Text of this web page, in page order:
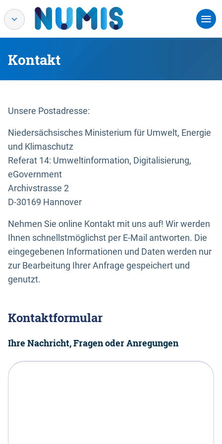
Kontakt
Unsere Postadresse:
Niedersächsisches Ministerium für Umwelt, Energie
und Klimaschutz
Referat 14: Umweltinformation, Digitalisierung,
eGovernment
Archivstrasse 2
D-30169 Hannover
Nehmen Sie online Kontakt mit uns auf! Wir werden
Ihnen schnellstmöglichst per E-Mail antworten. Die
eingegebenen Informationen und Daten werden nur
zur Bearbeitung Ihrer Anfrage gespeichert und
genutzt.
Kontaktformular
Ihre Nachricht, Fragen oder Anregungen